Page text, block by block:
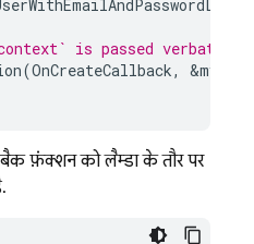
is passed verbatim
(OnCreateCallback, &
फ़ंक्शन को लैम्डा के तौर पर